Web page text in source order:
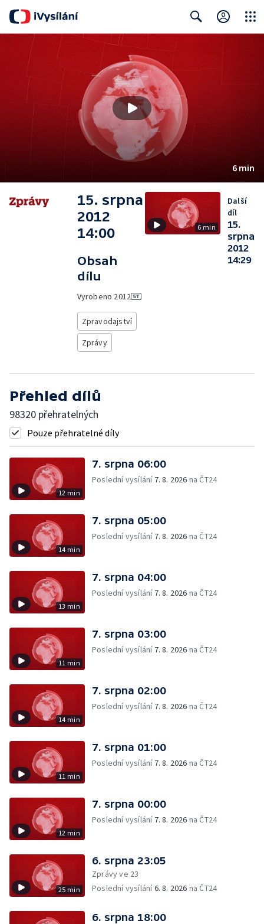
6 min
15. srpna
2012
14:00
Obsah
dílu
Vyrobeno 2012
Zpravodajství
Zprávy
6 min
Další
díl
15.
srpna
2012
14:29
Přehled dílů
98320 přehratelných
Pouze přehratelné díly
12 min
7. srpna 06:00
Poslední vysílání 7. 8. 2026 na ČT24
14 min
7. srpna 05:00
Poslední vysílání 7. 8. 2026 na ČT24
13 min
7. srpna 04:00
Poslední vysílání 7. 8. 2026 na ČT24
11 min
7. srpna 03:00
Poslední vysílání 7. 8. 2026 na ČT24
14 min
7. srpna 02:00
Poslední vysílání 7. 8. 2026 na ČT24
11 min
7. srpna 01:00
Poslední vysílání 7. 8. 2026 na ČT24
12 min
7. srpna 00:00
Poslední vysílání 7. 8. 2026 na ČT24
25 min
6. srpna 23:05
Zprávy ve 23
Poslední vysílání6. 8. 2026 na ČT24
6. srpna 18:00